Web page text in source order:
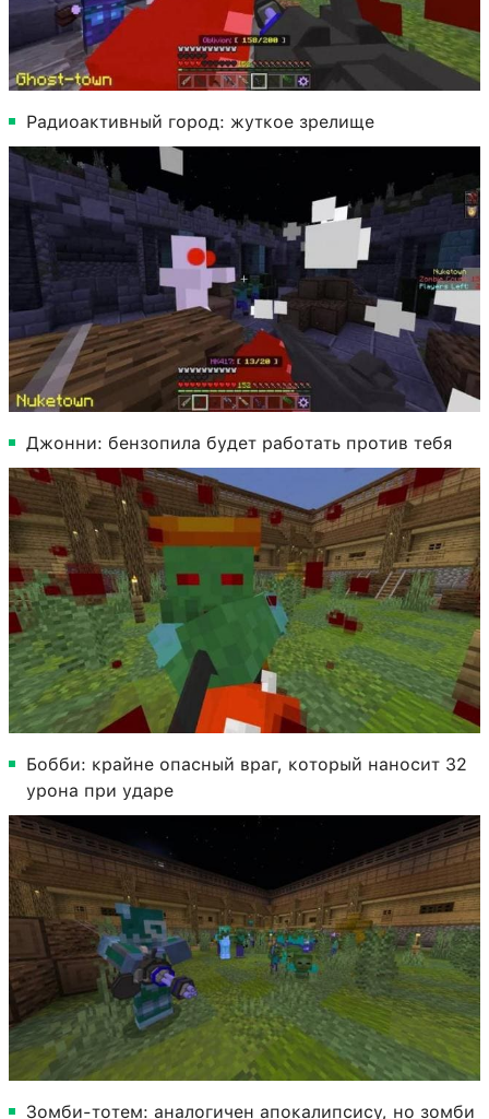
Радиоактивный город: жуткое зрелище
Джонни: бензопила будет работать против тебя
Бобби: крайне опасный враг, который наносит 32
урона при ударе
Зомби-тотем: аналогичен апокалипсису, но зомби